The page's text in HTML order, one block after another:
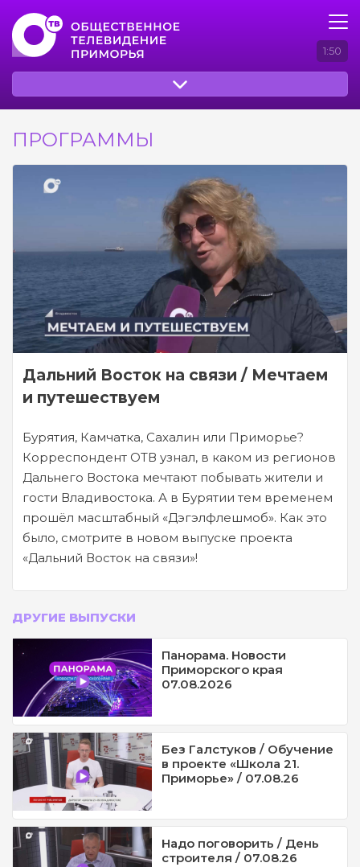
1:50
ПРОГРАММЫ
Дальний Восток на связи / Мечтаем
и путешествуем
Бурятия, Камчатка, Сахалин или Приморье?
Корреспондент ОТВ узнал, в каком из регионов
Дальнего Востока мечтают побывать жители и
гости Владивостока. А в Бурятии тем временем
прошёл масштабный «Дэгэлфлешмоб». Как это
было, смотрите в новом выпуске проекта
«Дальний Восток на связи»!
ДРУГИЕ ВЫПУСКИ
Панорама. Новости
Приморского края
07.08.2026
Без Галстуков / Обучение
в проекте «Школа 21.
Приморье» / 07.08.26
Надо поговорить / День
строителя / 07.08.26